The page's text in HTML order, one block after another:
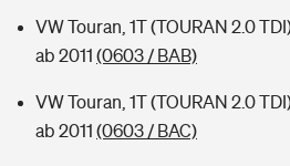
VW Touran, 1T (TOURAN 2.0
ab 2011 (0603 / BAB)
VW Touran, 1T (TOURAN 2.0
ab 2011 (0603 / BAC)